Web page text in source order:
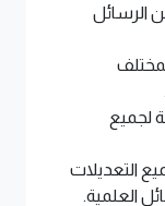
الرسائل
لجميع
التعديلات
العلمية.